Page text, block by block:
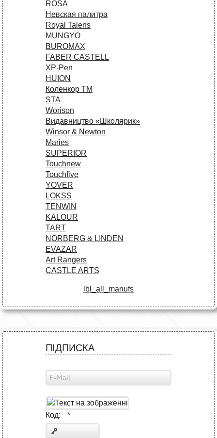
ROSA
Невская палитра
Royal Talens
MUNGYO
BUROMAX
FABER CASTELL
XP-Pen
HUION
Коленкор ТМ
STA
Worison
Видавництво «Школярик»
Winsor & Newton
Maries
SUPERIOR
Touchnew
Touchfive
YOVER
LOKSS
TENWIN
KALOUR
TART
NORBERG & LINDEN
EVAZAR
Art Rangers
CASTLE ARTS
lbl_all_manufs
ПІДПИСКА
Код: *